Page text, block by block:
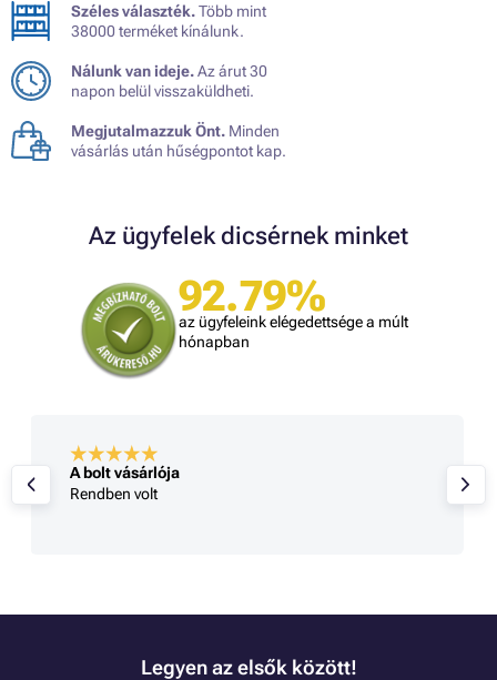
Széles választék.Több mint
38000 terméket kínálunk.
Nálunk van ideje.Az árut 30
napon belül visszaküldheti.
Megjutalmazzuk Önt. Minden
vásárlás után hűségpontot kap.
Az ügyfelek dicsérnek minket
92.79%
az ügyfeleink elégedettsége a múlt
hónapban
Gyors,
Legyen az elsők között!